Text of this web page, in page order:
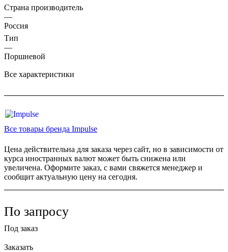
Страна производитель
—
Россия
Тип
—
Поршневой
Все характеристики
Все товары бренда Impulse
Цена действительна для заказа через сайт, но в зависимости от
курса иностранных валют может быть снижена или
увеличена. Оформите заказ, с вами свяжется менеджер и
сообщит актуальную цену на сегодня.
По запросу
Под заказ
Заказать